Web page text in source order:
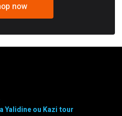
now
Yalidine ou Kazi tour